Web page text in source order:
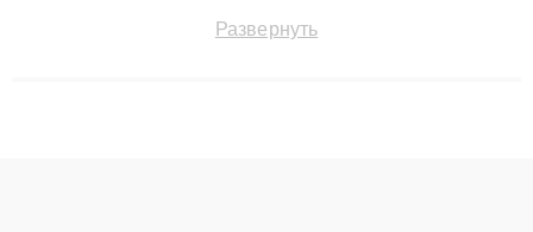
технику с сохранением гарантии до 3 лет. Наши мастера
Развернуть